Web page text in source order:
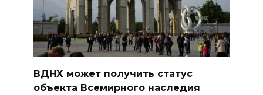
ВДНХ может получить статус
объекта Всемирного наследия